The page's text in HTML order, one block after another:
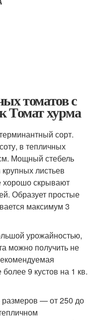
томатов с
Томат хурма
сорт.
в тепличных
Мощный стебель
листьев
хорошо скрывают
Образует простые
максимум 3
урожайностью,
можно получить не
9 кустов на 1 кв.
— от 250 до